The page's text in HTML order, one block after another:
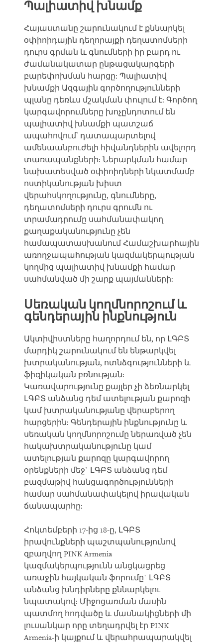
Պալիատիվ խնամք
Հայաստանը շարունակում է քննարկել
օփիոիդային դեղորայքի դեղատոմսերի
դուրս գրման և գնումների իր բարդ ու
ժամանակատար ընթացակարգերի
բարեփոխման հարցը: Պալիատիվ
խնամքի Ազգային գործողությունների
պլանը դեռևս մշակման փուլում է: Գործող
կարգավորումները խոչընդոտում են
պալիատիվ խնամքի պատշաճ
ապահովում՝ դատապարտելով
ամենաանբուժելի հիվանդներին ավելորդ
տառապանքների: Ներարկման համար
նախատեսված օփիոիդների նկատմամբ
ոստիկանության խիստ
վերահսկողությունը, գնումները,
դեղատոմսերի դուրս գրումն ու
տրամադրումը սահմանափակող
քաղաքականությունը չեն
համապատասխանում Համաշխարհային
առողջապահության կազմակերպության
կողմից պալիատիվ խնամքի համար
սահմանված մի շարք պայմանների:
Սեռական կողմնորոշում և
գենդերային ինքնություն
Ակտիվիստները հաղորդում են, որ ԼԳԲՏ
մարդիկ շարունակում են ենթարկվել
խտրականության, ոտնձգությունների և
ֆիզիկական բռնության:
Կառավարությունը քայլեր չի ձեռնարկել
ԼԳԲՏ անձանց դեմ ատելության քարոզի
կամ խտրականությանը վերաբերող
հարցերին: Գենդերային ինքնությունը և
սեռական կողմնորոշումը ներառված չեն
հակախտրականությունը կամ
ատելության քարոզը կարգավորող
օրենքների մեջ` ԼԳԲՏ անձանց դեմ
բազմաթիվ հանցագործությունների
համար սահմանափակելով իրավական
ճանապարհը:
Հոկտեմբերի 17-ից 18-ը, ԼԳԲՏ
իրավունքների պաշտպանությունով
զբաղվող PINK Armenia
կազմակերպությունն անցկացրեց
առաջին հայկական ֆորումը` ԼԳԲՏ
անձանց խնդիրները քննարկելու
նպատակով: Միջոցառման մասին
պատմող հոդվածը և մասնակիցների մի
լուսանկար որը տեղադրվել էր PINK
Armenia-ի կայքում և վերահրապարակվել